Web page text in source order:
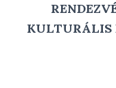
KULTURÁLIS